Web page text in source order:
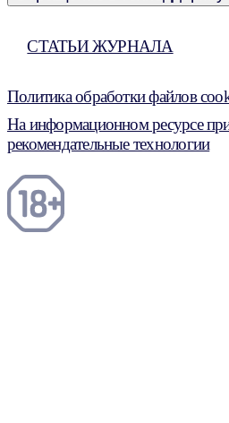
СТАТЬИ ЖУРНАЛА
Политика обработки файлов
На информационном ресурсе
рекомендательные технологии